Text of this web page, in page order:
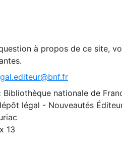
à propos de ce site,
Bibliothèque nationale de
légal - Nouveautés
13